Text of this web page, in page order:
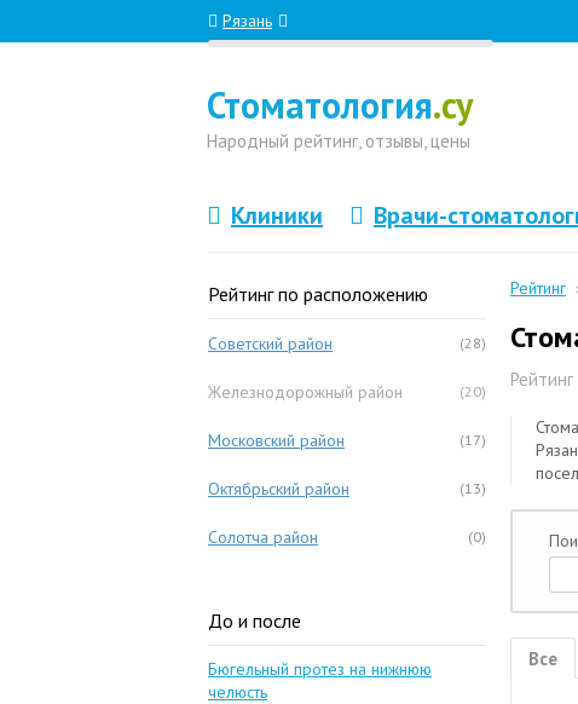
Рязань
Стоматология.су
Народный рейтинг, отзывы, цены
Клиники Врачи-
Рейтинг
Все
Рейтинг по расположению
(28)
Советский район
(20)
Железнодорожный район
(17)
Московский район
(13)
Октябрьский район
(0)
Солотча район
До и после
Бюгельный протез на нижнюю
челюсть